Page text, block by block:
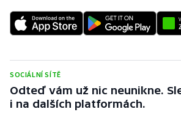
SOCIÁLNÍ SÍTĚ
Odteď vám už nic neunikne.
i na dalších platformách.